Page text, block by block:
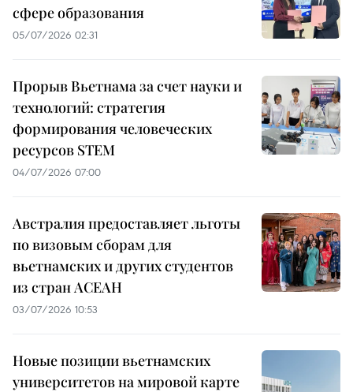
сфере образования
05/07/2026 02:31
Прорыв Вьетнама за счет науки и
технологий: стратегия
формирования человеческих
ресурсов STEM
04/07/2026 07:00
Австралия предоставляет льготы
по визовым сборам для
вьетнамских и других студентов
из стран АСЕАН
03/07/2026 10:53
Новые позиции вьетнамских
университетов на мировой карте